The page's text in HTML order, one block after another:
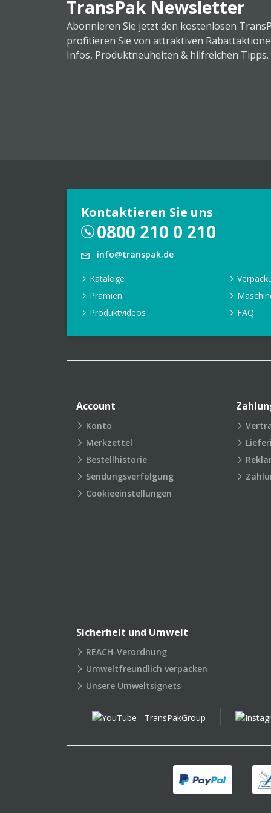
TransPak Newsletter
Abonnieren Sie jetzt den kostenlosen
profitieren Sie von attraktiven
Infos, Produktneuheiten & hilfreichen Tipps.
Kontaktieren Sie uns
0800 210 0 210
info@transpak.de
Kataloge
Prämien
Produktvideos
FAQ
Account
Konto
Merkzettel
Bestellhistorie
Sendungsverfolgung
Cookieeinstellungen
Sicherheit und Umwelt
REACH-Verordnung
Umweltfreundlich verpacken
Unsere Umweltsignets